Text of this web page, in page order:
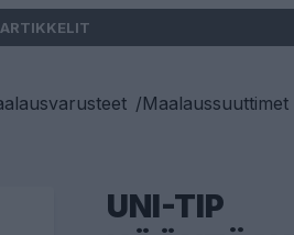
ARTIKKELIT
/Maalaussuuttimet
UNI-TIP